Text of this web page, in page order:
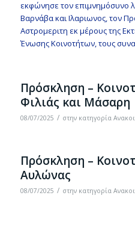
εκφώνησε τον επιμνημόσυνο
Βαρνάβα και Ιλαριωνος, τον
Αστρομεριτη εκ μέρους της
Ένωσης Κοινοτήτων, τους
Πρόσκληση –
Φιλιάς και Μάσαρη
08/07/2025 / στην κατηγορία
Πρόσκληση –
Αυλώνας
08/07/2025 / στην κατηγορία